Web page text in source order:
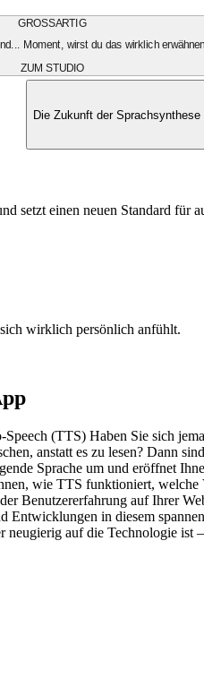
GROSSARTIG
Moment, wirst du das wirklich
ZUM STUDIO
Die Zukunft der
setzt einen neuen Standard für
wirklich persönlich anfühlt.
(TTS) Haben Sie sich
anstatt es zu lesen? Dann
Sprache um und eröffnet
wie TTS funktioniert,
Benutzererfahrung auf Ihrer
Entwicklungen in diesem
auf die Technologie